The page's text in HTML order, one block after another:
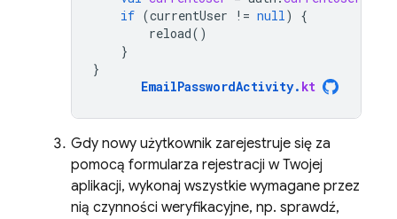
if (currentUser != null)
{
reload()
}
}
EmailPasswordActivity. kt
Gdy nowy użytkownik zarejestruje się za
pomocą formularza rejestracji w Twojej
aplikacji, wykonaj wszystkie wymagane przez
nią czynności weryfikacyjne, np. sprawdź,